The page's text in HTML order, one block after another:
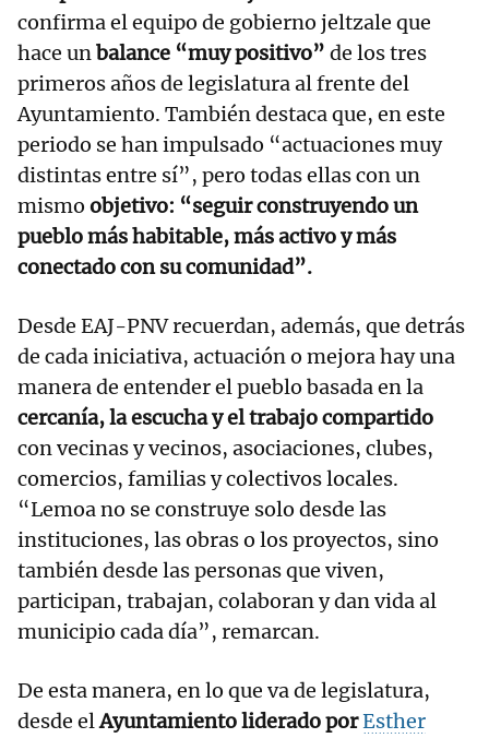
confirma el equipo de gobierno jeltzale que
hace unbalance “muy positivo” de los tres
primeros años de legislatura al frente del
Ayuntamiento. También destaca que, en este
periodo se han impulsado “actuaciones muy
distintas entre sí”, pero todas ellas con un
mismo objetivo: “seguir construyendo un
pueblo más habitable, más activo y más
conectado con su comunidad”.
Desde EAJ-PNV recuerdan, además, que detrás
de cada iniciativa, actuación o mejora hay una
manera de entender el pueblo basada en la
cercanía, la escucha y el trabajo compartido
con vecinas y vecinos, asociaciones, clubes,
comercios, familias y colectivos locales.
“Lemoa no se construye solo desde las
instituciones, las obras o los proyectos, sino
también desde las personas que viven,
participan, trabajan, colaboran y dan vida al
municipio cada día”, remarcan.
De esta manera, en lo que va de legislatura,
desde elAyuntamiento liderado porEsther